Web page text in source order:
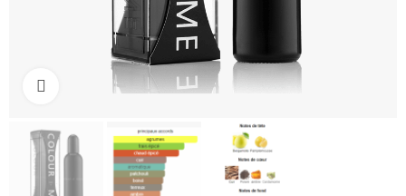
Cliquez pour agrandir